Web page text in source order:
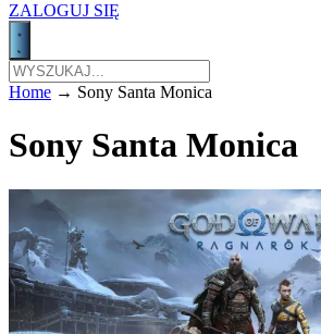
ZALOGUJ SIĘ
Home → Sony Santa Monica
Sony Santa Monica